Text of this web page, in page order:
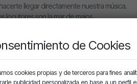
llegar directamente nuestra música.
locutores son la mar de majos.
motiva a tu altavoz inteligente.
de Cookies
cookies propias y de terceros para fines
publicidad personalizada en base a un perfil